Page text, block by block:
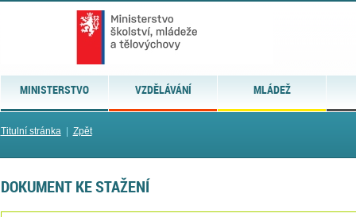
MINISTERSTVO VZDĚLÁVÁNÍ MLÁDEŽ
Titulní stránka| Zpět
DOKUMENT KE STAŽENÍ